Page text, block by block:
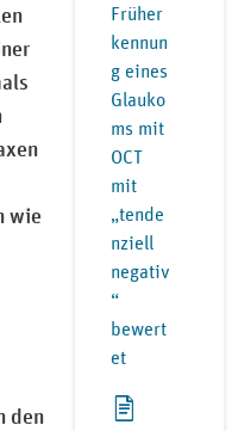
wie
den
Früher
kennun
g eines
Glauko
ms mit
OCT
mit
„tende
nziell
negativ
“
bewert
et